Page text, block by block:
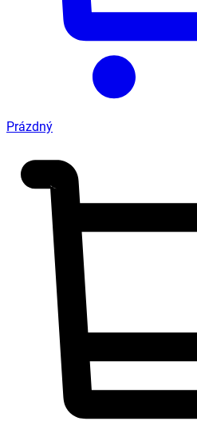
Prázdný